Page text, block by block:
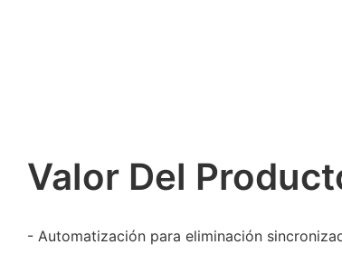
Valor Del
- Automatización para eliminación